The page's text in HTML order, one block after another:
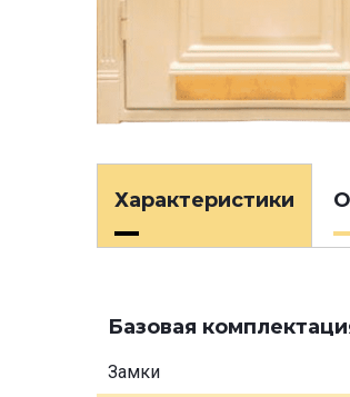
Характеристики
Базовая
Замки